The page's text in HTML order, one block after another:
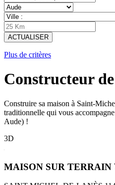
ACTUALISER
Plus de critères
Constructeur
Construire sa maison à Saint-
traditionnelle qui vous
Aude) !
3D
MAISON SUR